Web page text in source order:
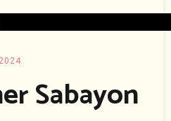
Sabayon